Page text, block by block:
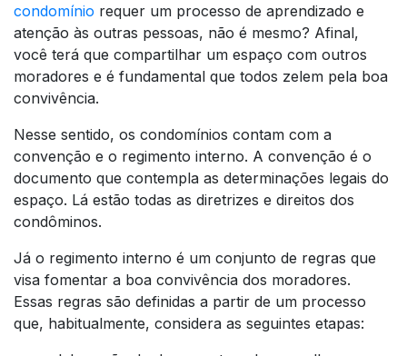
condomínio requer um processo de aprendizado e
atenção às outras pessoas, não é mesmo? Afinal,
você terá que compartilhar um espaço com outros
moradores e é fundamental que todos zelem pela boa
convivência.
Nesse sentido, os condomínios contam com a
convenção e o regimento interno. A convenção é o
documento que contempla as determinações legais do
espaço. Lá estão todas as diretrizes e direitos dos
condôminos.
Já o regimento interno é um conjunto de regras que
visa fomentar a boa convivência dos moradores.
Essas regras são definidas a partir de um processo
que, habitualmente, considera as seguintes etapas: